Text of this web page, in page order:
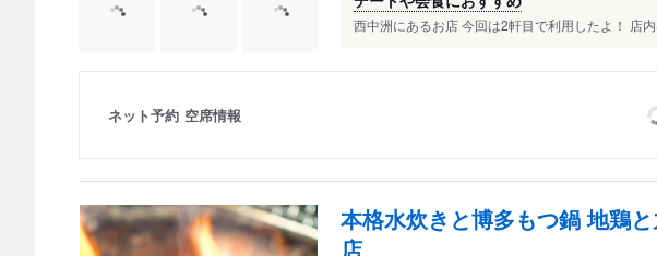
西中洲にあるお店 今回は2軒目で利用したよ！ 店
ネット予約 空席情報
本格水炊きと博多もつ鍋 地鶏
店